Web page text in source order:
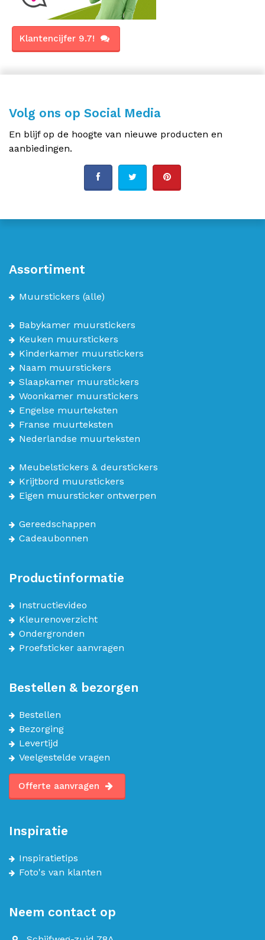
Klantencijfer 9.7!
Volg ons op Social Media
En blijf op de hoogte van nieuwe producten en
aanbiedingen.
Assortiment
Muurstickers (alle)
Babykamer muurstickers
Keuken muurstickers
Kinderkamer muurstickers
Naam muurstickers
Slaapkamer muurstickers
Woonkamer muurstickers
Engelse muurteksten
Franse muurteksten
Nederlandse muurteksten
Meubelstickers & deurstickers
Krijtbord muurstickers
Eigen muursticker ontwerpen
Gereedschappen
Cadeaubonnen
Productinformatie
Instructievideo
Kleurenoverzicht
Ondergronden
Proefsticker aanvragen
Bestellen & bezorgen
Bestellen
Bezorging
Levertijd
Veelgestelde vragen
Offerte aanvragen
Inspiratie
Inspiratietips
Foto's van klanten
Neem contact op